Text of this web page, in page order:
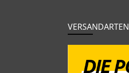
VERSANDARTEN